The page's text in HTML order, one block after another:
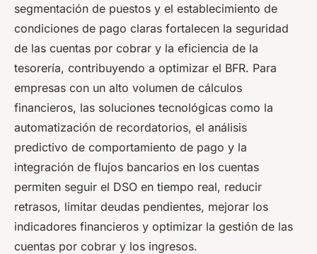
segmentación de puestos y el establecimiento de
condiciones de pago claras fortalecen la seguridad
de las cuentas por cobrar y la eficiencia de la
tesorería, contribuyendo a optimizar el BFR. Para
empresas con un alto volumen de cálculos
financieros, las soluciones tecnológicas como la
automatización de recordatorios, el análisis
predictivo de comportamiento de pago y la
integración de flujos bancarios en los cuentas
permiten seguir el DSO en tiempo real, reducir
retrasos, limitar deudas pendientes, mejorar los
indicadores financieros y optimizar la gestión de las
cuentas por cobrar y los ingresos.